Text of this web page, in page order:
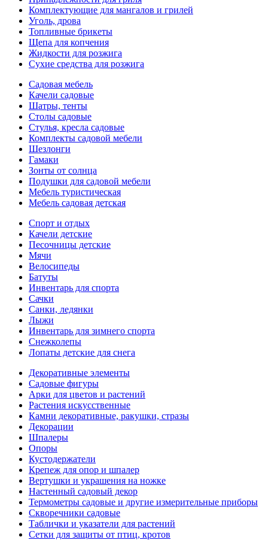
Комплектующие для мангалов и грилей
Уголь, дрова
Топливные брикеты
Щепа для копчения
Жидкости для розжига
Сухие средства для розжига
Садовая мебель
Качели садовые
Шатры, тенты
Столы садовые
Стулья, кресла садовые
Комплекты садовой мебели
Шезлонги
Гамаки
Зонты от солнца
Подушки для садовой мебели
Мебель туристическая
Мебель садовая детская
Спорт и отдых
Качели детские
Песочницы детские
Мячи
Велосипеды
Батуты
Инвентарь для спорта
Сачки
Санки, ледянки
Лыжи
Инвентарь для зимнего спорта
Снежколепы
Лопаты детские для снега
Декоративные элементы
Садовые фигуры
Арки для цветов и растений
Растения искусственные
Камни декоративные, ракушки, стразы
Декорации
Шпалеры
Опоры
Кустодержатели
Крепеж для опор и шпалер
Вертушки и украшения на ножке
Настенный садовый декор
Термометры садовые и другие измерительные приборы
Скворечники садовые
Таблички и указатели для растений
Сетки для защиты от птиц, кротов